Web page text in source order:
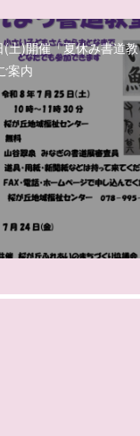
(土)開催「夏休み書道教
案内